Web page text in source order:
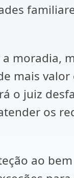
mas
mais
o juiz
os
bem